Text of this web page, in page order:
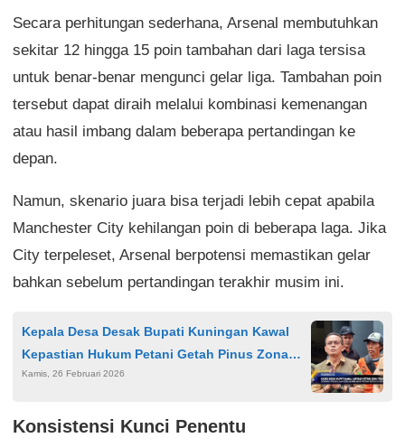
Secara perhitungan sederhana, Arsenal membutuhkan
sekitar 12 hingga 15 poin tambahan dari laga tersisa
untuk benar-benar mengunci gelar liga. Tambahan poin
tersebut dapat diraih melalui kombinasi kemenangan
atau hasil imbang dalam beberapa pertandingan ke
depan.
Namun, skenario juara bisa terjadi lebih cepat apabila
Manchester City kehilangan poin di beberapa laga. Jika
City terpeleset, Arsenal berpotensi memastikan gelar
bahkan sebelum pertandingan terakhir musim ini.
Kepala Desa Desak Bupati Kuningan Kawal
Kepastian Hukum Petani Getah Pinus Zona
Tradisional TNGC
Kamis, 26 Februari 2026
Konsistensi Kunci Penentu